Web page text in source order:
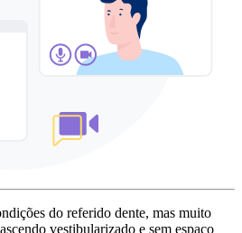
do referido dente, mas muito
vestibularizado e sem espaço